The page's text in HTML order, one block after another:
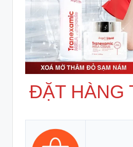
ĐẶT HÀNG